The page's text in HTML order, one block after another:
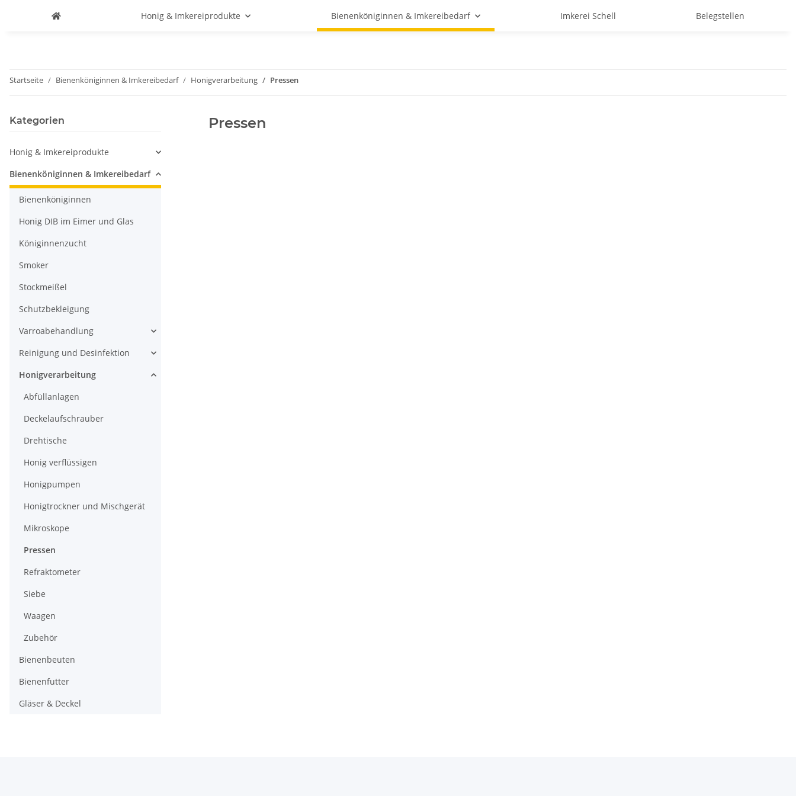
Honig & Imkereiprodukte Bienenköniginnen & Imkereibedarf Imkerei Schell Belegstellen
Startseite Bienenköniginnen & Imkereibedarf Honigverarbeitung Pressen
Pressen
Kategorien
Honig & Imkereiprodukte
Bienenköniginnen & Imkereibedarf
Bienenköniginnen
Honig DIB im Eimer und Glas
Königinnenzucht
Smoker
Stockmeißel
Schutzbekleigung
Varroabehandlung
Reinigung und Desinfektion
Honigverarbeitung
Abfüllanlagen
Deckelaufschrauber
Drehtische
Honig verflüssigen
Honigpumpen
Honigtrockner und Mischgerät
Mikroskope
Pressen
Refraktometer
Siebe
Waagen
Zubehör
Bienenbeuten
Bienenfutter
Gläser & Deckel